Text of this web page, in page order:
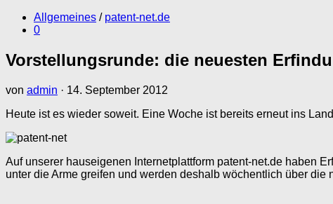
Allgemeines / patent-net.de
0
Vorstellungsrunde: die neuesten
von admin · 14. September 2012
Heute ist es wieder soweit. Eine Woche ist bereits erneut ins
Auf unserer hauseigenen Internetplattform patent-net.de haben
unter die Arme greifen und werden deshalb wöchentlich über die